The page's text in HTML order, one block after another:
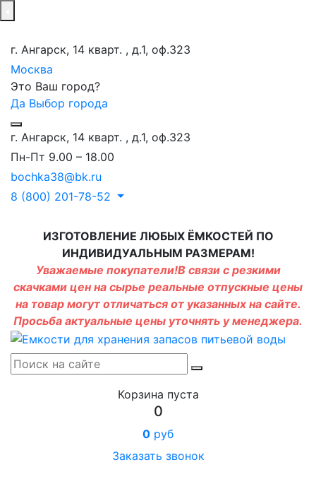
г. Ангарск, 14 кварт. , д.1, оф.323
Москва
Это Ваш город?
Да Выбор города
г. Ангарск, 14 кварт. , д.1, оф.323
Пн-Пт 9.00 – 18.00
bochka38@bk.ru
8 (800) 201-78-52
ИЗГОТОВЛЕНИЕ ЛЮБЫХ ЁМКОСТЕЙ ПО
ИНДИВИДУАЛЬНЫМ РАЗМЕРАМ!
Уважаемые покупатели!В связи с резкими
скачками цен на сырье реальные отпускные цены
на товар могут отличаться от указанных на сайте.
Просьба актуальные цены уточнять у менеджера.
Корзина пуста
0
0 руб
Заказать звонок